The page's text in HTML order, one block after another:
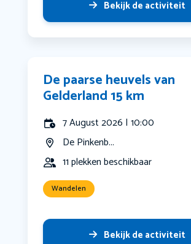
Bekijk de activiteit
De paarse heuvels van
Gelderland 15 km
7 August 2026 | 10:00
De Pinkenb...
11 plekken beschikbaar
Wandelen
Bekijk de activiteit